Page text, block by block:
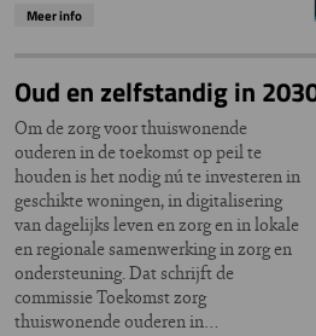
Meer info
Oud en zelfstandig in
Om de zorg voor thuiswonende
ouderen in de toekomst op peil te
houden is het nodig nú te investeren in
geschikte woningen, in digitalisering
van dagelijks leven en zorg en in lokale
en regionale samenwerking in zorg en
ondersteuning. Dat schrijft de
commissie Toekomst zorg
thuiswonende ouderen in…